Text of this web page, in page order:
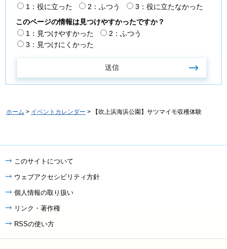
1：役に立った
2：ふつう
3：役に立たなかった
このページの情報は見つけやすかったですか？
1：見つけやすかった
2：ふつう
3：見つけにくかった
ホーム > イベントカレンダー > 【吹上浜海浜公園】サツマイモ収穫体験
このサイトについて
ウェブアクセシビリティ方針
個人情報の取り扱い
リンク・著作権
RSSの使い方